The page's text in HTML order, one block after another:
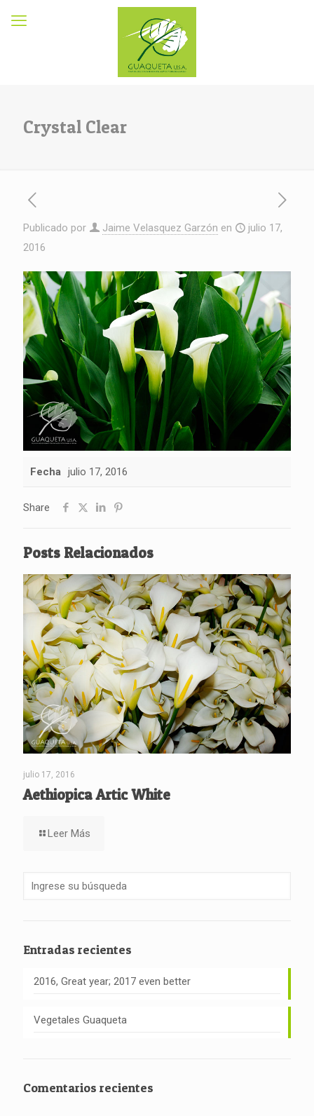
Crystal Clear
Publicado por Jaime Velasquez Garzón en
julio 17,
2016
Fecha julio 17, 2016
Share
Posts Relacionados
julio 17, 2016
Aethiopica Artic White
Leer Más
Entradas recientes
2016, Great year; 2017 even better
Vegetales Guaqueta
Comentarios recientes